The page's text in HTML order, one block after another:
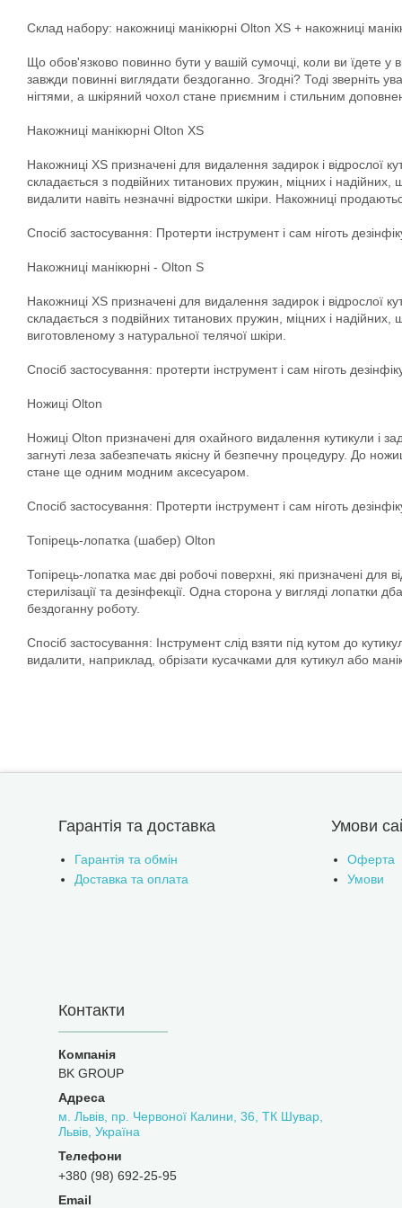
Склад набору: накожниці манікюрні Olton XS + накожниці
Що обов'язково повинно бути у вашій сумочці, коли ви їдете у
завжди повинні виглядати бездоганно. Згодні? Тоді
нігтями, а шкіряний чохол стане приємним і стильним
Накожниці манікюрні Olton XS
Накожниці XS призначені для видалення задирок і відрослої
складається з подвійних титанових пружин, міцних і
видалити навіть незначні відростки шкіри. Накожниці
Спосіб застосування: Протерти інструмент і сам ніготь
Накожниці манікюрні - Olton S
Накожниці XS призначені для видалення задирок і відрослої
складається з подвійних титанових пружин, міцних і
виготовленому з натуральної телячої шкіри.
Спосіб застосування: протерти інструмент і сам ніготь
Ножиці Olton
Ножиці Olton призначені для охайного видалення кутикули і
загнуті леза забезпечать якісну й безпечну процедуру. До
стане ще одним модним аксесуаром.
Спосіб застосування: Протерти інструмент і сам ніготь
Топірець-лопатка (шабер) Olton
Топірець-лопатка має дві робочі поверхні, які призначені для
стерилізації та дезінфекції. Одна сторона у вигляді лопатки
бездоганну роботу.
Спосіб застосування: Інструмент слід взяти під кутом до
видалити, наприклад, обрізати кусачками для кутикул або
Гарантія та доставка
Гарантія та обмін
Доставка та оплата
Умови
Оферта
Умови
Контакти
BK GROUP
м. Львів, пр. Червоної Калини, 36, ТК Шувар,
Львів, Україна
+380 (98) 692-25-95